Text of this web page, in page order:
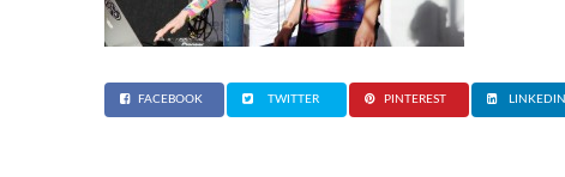
FACEBOOK TWITTER PINTEREST LINKEDIN